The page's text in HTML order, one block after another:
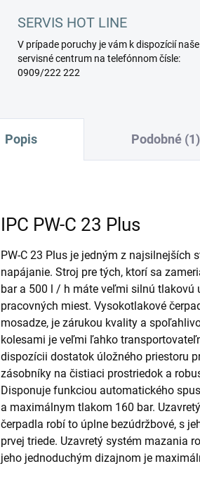
SERVIS HOT LINE
V prípade poruchy je vám k dispozícií naše
servisné centrum na telefónnom čísle:
0909/222 222
Popis Podobné (1)
IPC PW-C 23 Plus
PW-C 23 Plus je jedným z najsilnejších
napájanie. Stroj pre tých, ktorí sa
bar a 500 l / h máte veľmi silnú tlakovú
pracovných miest. Vysokotlakové
mosadze, je zárukou kvality a
kolesami je veľmi ľahko
dispozícii dostatok úložného priestoru
zásobníky na čistiaci prostriedok a
Disponuje funkciou automatického
a maximálnym tlakom 160 bar.
čerpadla robí to úplne bezúdržbové, s
prvej triede. Uzavretý systém mazania
jeho jednoduchým dizajnom je